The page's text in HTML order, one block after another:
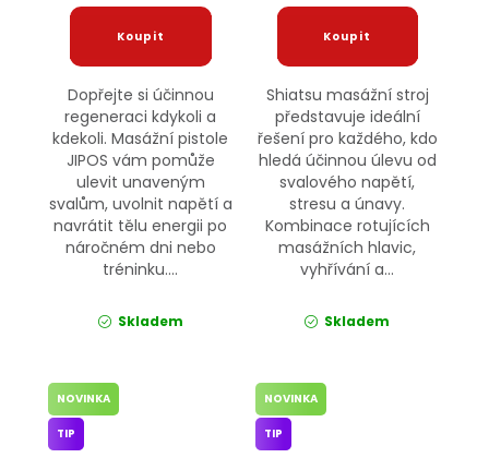
Dopřejte si účinnou
regeneraci kdykoli a
kdekoli. Masážní pistole
JIPOS vám pomůže
ulevit unaveným
svalům, uvolnit napětí a
navrátit tělu energii po
náročném dni nebo
tréninku....
Skladem
Shiatsu masážní stroj
představuje ideální
řešení pro každého, kdo
hledá účinnou úlevu od
svalového napětí,
stresu a únavy.
Kombinace rotujících
masážních hlavic,
vyhřívání a...
Skladem
NOVINKA
TIP
NOVINKA
TIP